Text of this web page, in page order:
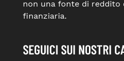
non una fonte di reddito
finanziaria.
SEGUICI SUI NOSTRI